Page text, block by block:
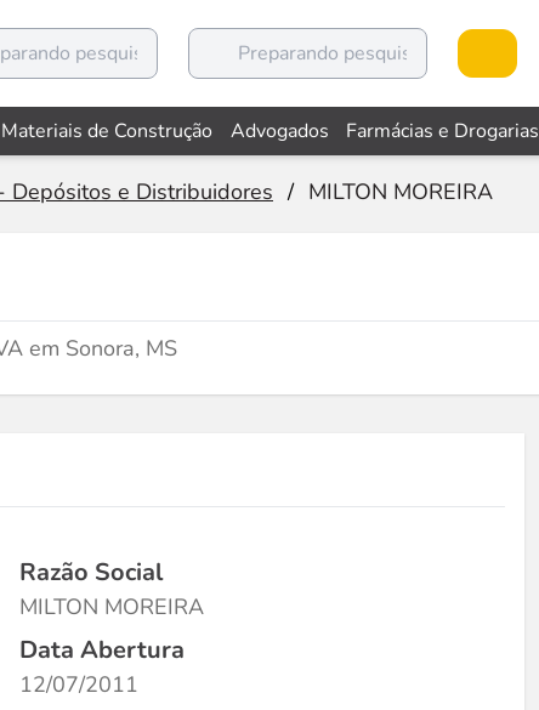
Materiais de Construção Advogados Farmácias e Drogarias
Depósitos e Distribuidores / MILTON MOREIRA
em Sonora, MS
Razão Social
MILTON MOREIRA
Data Abertura
12/07/2011